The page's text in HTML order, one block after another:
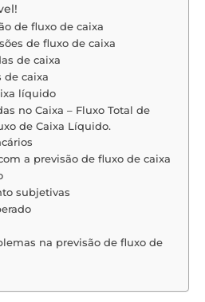
de fluxo de caixa
de fluxo de caixa
de caixa
de caixa
líquido
no Caixa – Fluxo Total de
de Caixa Líquido.
a previsão de fluxo de caixa
subjetivas
na previsão de fluxo de